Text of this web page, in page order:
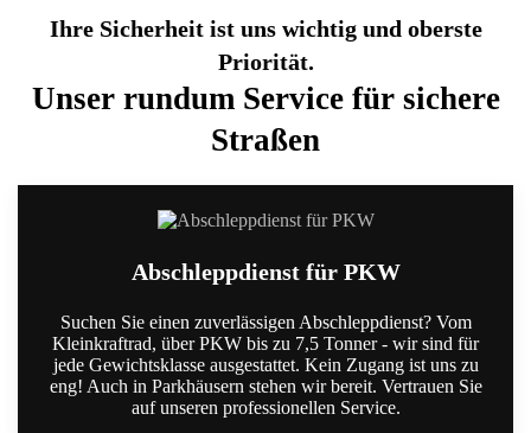
Ihre Sicherheit ist uns wichtig und oberste
Priorität.
Unser rundum Service für sichere
Straßen
Abschleppdienst für PKW
Suchen Sie einen zuverlässigen Abschleppdienst? Vom
Kleinkraftrad, über PKW bis zu 7,5 Tonner - wir sind für
jede Gewichtsklasse ausgestattet. Kein Zugang ist uns zu
eng! Auch in Parkhäusern stehen wir bereit. Vertrauen Sie
auf unseren professionellen Service.